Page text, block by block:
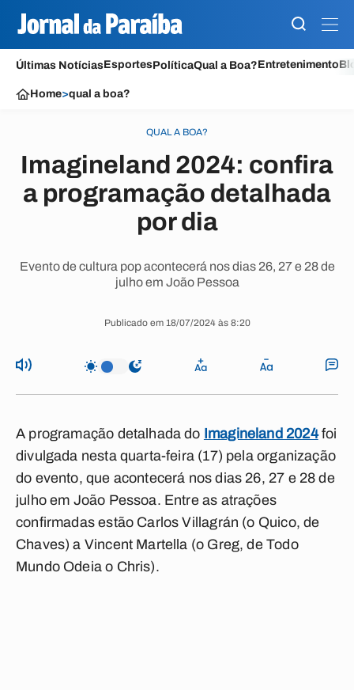
Últimas NotíciasEsportesPolíticaQual a Boa?Entretenimento
Home>qual a boa?
QUAL A BOA?
Imagineland 2024: confira
a programação detalhada
por dia
Evento de cultura pop acontecerá nos dias 26, 27 e 28 de
julho em João Pessoa
Publicado em 18/07/2024 às 8:20
A programação detalhada do Imagineland 2024foi
divulgada nesta quarta-feira (17) pela organização
do evento, que acontecerá nos dias 26, 27 e 28 de
julho em João Pessoa. Entre as atrações
confirmadas estão Carlos Villagrán (o Quico, de
Chaves) a Vincent Martella (o Greg, de Todo
Mundo Odeia o Chris).